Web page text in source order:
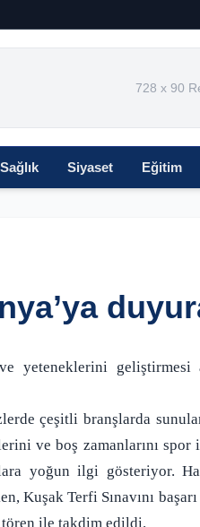
728 x 90
Sağlık Siyaset Eğitim
geliştirmesi
çeşitli branşlarda
ve boş zamanlarını spor
yoğun ilgi gösteriyor.
Kuşak Terfi Sınavını
tören ile takdim edildi.